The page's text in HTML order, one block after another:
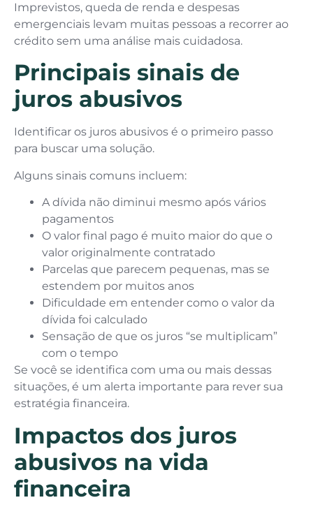
Imprevistos, queda de renda e despesas
emergenciais levam muitas pessoas a recorrer ao
crédito sem uma análise mais cuidadosa.
Principais sinais de
juros abusivos
Identificar os juros abusivos é o primeiro passo
para buscar uma solução.
Alguns sinais comuns incluem:
A dívida não diminui mesmo após vários
pagamentos
O valor final pago é muito maior do que o
valor originalmente contratado
Parcelas que parecem pequenas, mas se
estendem por muitos anos
Dificuldade em entender como o valor da
dívida foi calculado
Sensação de que os juros “se multiplicam”
com o tempo
Se você se identifica com uma ou mais dessas
situações, é um alerta importante para rever sua
estratégia financeira.
Impactos dos juros
abusivos na vida
financeira